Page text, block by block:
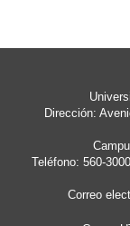
Dirección:
Teléfono: 560-
Correo